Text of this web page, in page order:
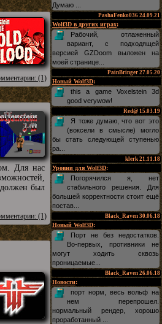
(1)
Для нас
был
(1)
Думаю ...
PashaFenko036 24.09.21
Wolf3D в других играх:
Рабочий, отлаженный
вариант, с подходящей
версией GZDoom выложен на
моей странице...
PainBringer 27.05.20
Новый Wolf3D:
this a game Voxelstein 3d
good verywow!
Red@ 15.03.19
Я тоже думаю, что вот это
(воксели в смысле) могло
бы стать следующей ступенью
ра...
klerk 21.11.18
Уровни для Wolf3D:
Погорячился я, нет
стабильного решения. Для
большей корректности стоит ещё
постав...
Black_Raven 30.06.18
Новый Wolf3D:
Порт не без недостатков.
Во-первых, противники не
могут ходить сквозь
проницаемые...
Black_Raven 26.06.18
Новости:
порт норм, весь вольф на
нем перепрошел.
нормальный рендер, хорошо
проработанный ...